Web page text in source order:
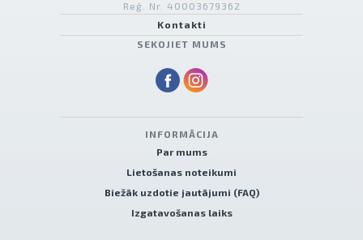
Reģ. Nr. 40003679362
Kontakti
SEKOJIET MUMS
INFORMĀCIJA
Par mums
Lietošanas noteikumi
Biežāk uzdotie jautājumi (FAQ)
Izgatavošanas laiks